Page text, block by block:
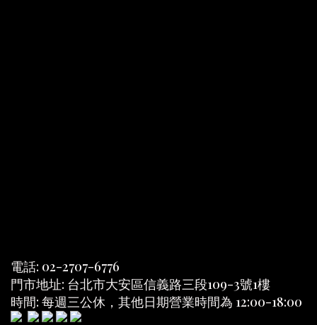
電話: 02-2707-6776
門市地址: 台北市大安區信義路三段109-3號1樓
時間: 每週三公休，其他日期營業時間為 12:00-18:00